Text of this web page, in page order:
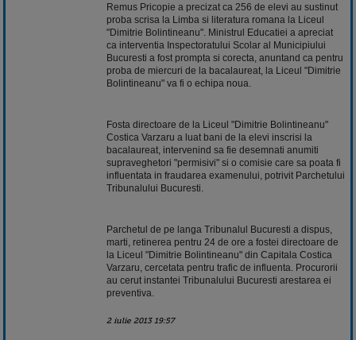
Remus Pricopie a precizat ca 256 de elevi au sustinut
proba scrisa la Limba si literatura romana la Liceul
"Dimitrie Bolintineanu". Ministrul Educatiei a apreciat
ca interventia Inspectoratului Scolar al Municipiului
Bucuresti a fost prompta si corecta, anuntand ca pentru
proba de miercuri de la bacalaureat, la Liceul "Dimitrie
Bolintineanu" va fi o echipa noua.
Fosta directoare de la Liceul "Dimitrie Bolintineanu"
Costica Varzaru a luat bani de la elevi inscrisi la
bacalaureat, intervenind sa fie desemnati anumiti
supraveghetori "permisivi" si o comisie care sa poata fi
influentata in fraudarea examenului, potrivit Parchetului
Tribunalului Bucuresti.
Parchetul de pe langa Tribunalul Bucuresti a dispus,
marti, retinerea pentru 24 de ore a fostei directoare de
la Liceul "Dimitrie Bolintineanu" din Capitala Costica
Varzaru, cercetata pentru trafic de influenta. Procurorii
au cerut instantei Tribunalului Bucuresti arestarea ei
preventiva.
2 iulie 2013 19:57